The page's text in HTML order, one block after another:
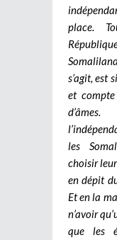
place.
s’agit, est
et
d’âmes.
les
choisir
en dépit
Et en la
n’avoir
que les